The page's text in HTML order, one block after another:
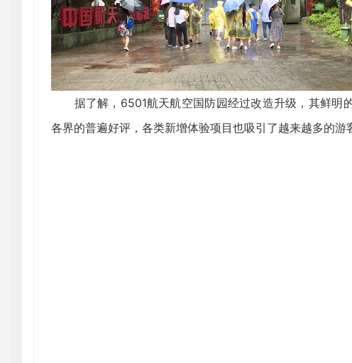
据了解，6501航天航空国防园经过改造升级，其鲜明
各界的普遍好评，各类新增体验项目也吸引了越来越多的游